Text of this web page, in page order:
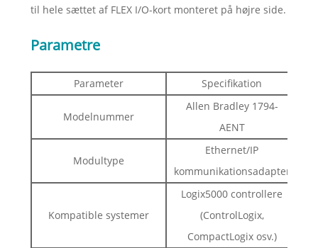
til hele sættet af FLEX I/O-kort monteret på højre side.
Parametre
Parameter Specifikation
Modelnummer
Allen Bradley 1794-
AENT
Modultype
Ethernet/IP
kommunikationsadapter
Kompatible systemer
Logix5000 controllere
(ControlLogix,
CompactLogix osv.)